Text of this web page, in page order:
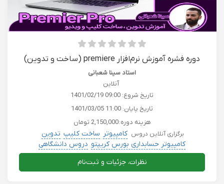
دوره فشره آموزش نرم‌افزار premiere (ساخت و تدوین)
استاد سینا شعبانی
آنلاین
تاریخ شروع: 1401/02/19 09:00
تاریخ پایان: 1401/03/05 11:00
هزینه دوره:2,150,000 تومان
برگزاری آنلاین دروس کامپیوتر ساخت کلیپ تدوین
کامپیوتر حسابداری بورس کریپتو دروس دانشگاهی
نظرات، جزئیات و ثبت‌نام